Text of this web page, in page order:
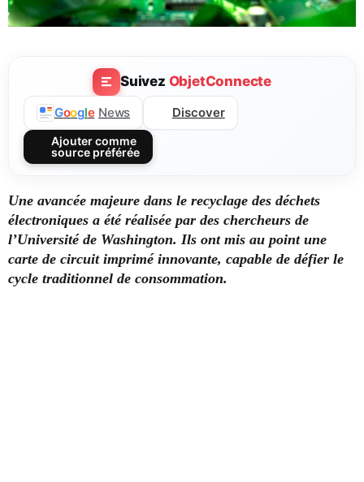
Suivez ObjetConnecte
Google News Discover
Ajouter comme
source préférée
Une avancée majeure dans le recyclage des déchets
électroniques a été réalisée par des chercheurs de
l’Université de Washington. Ils ont mis au point une
carte de circuit imprimé innovante, capable de défier le
cycle traditionnel de consommation.